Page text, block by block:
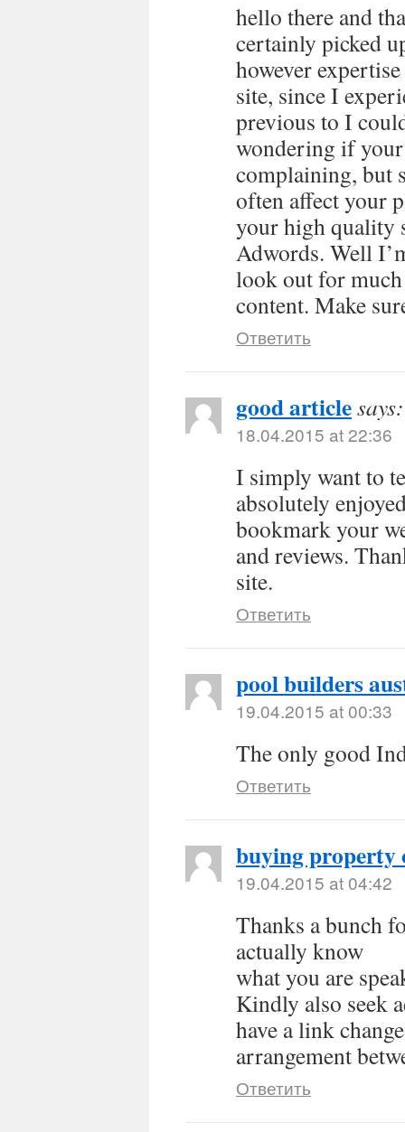
hello there and
certainly picked
however
site, since I
previous to I
wondering if
complaining, but
often affect your
your high quality
Adwords. Well
look out for
content. Make
Ответить
good articlesays:
18.04.2015 at 22:36
I simply want to
absolutely
bookmark your
and reviews.
site.
Ответить
pool builders
19.04.2015 at 00:33
The only good
Ответить
buying property
19.04.2015 at 04:42
Thanks a bunch
actually know
what you are
Kindly also seek
have a link change
arrangement
Ответить